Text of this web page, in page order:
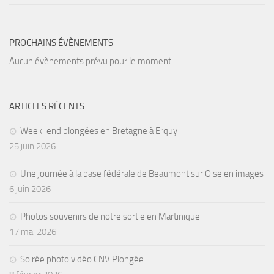
Les Palmes du Lac
Résultats Compétitions
Section Matériel
PROCHAINS ÉVÈNEMENTS
Aucun évènements prévu pour le moment.
ARTICLES RÉCENTS
Week-end plongées en Bretagne à Erquy
25 juin 2026
Une journée à la base fédérale de Beaumont sur Oise en images
6 juin 2026
Photos souvenirs de notre sortie en Martinique
17 mai 2026
Soirée photo vidéo CNV Plongée